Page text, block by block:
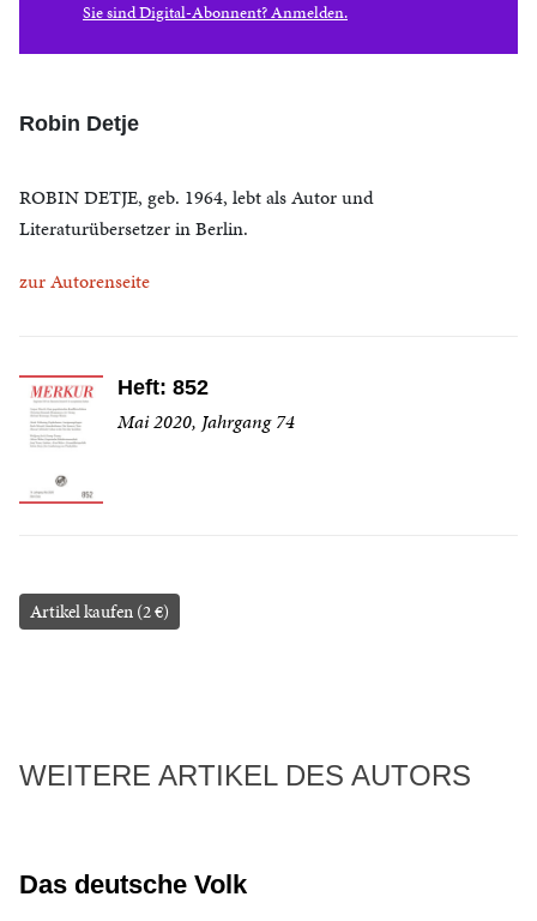
Sie sind Digital-Abonnent? Anmelden.
Robin Detje
ROBIN DETJE, geb. 1964, lebt als Autor und
Literaturübersetzer in Berlin.
zur Autorenseite
Heft: 852
Mai 2020, Jahrgang 74
Artikel kaufen (2 €)
WEITERE ARTIKEL DES AUTORS
Das deutsche Volk